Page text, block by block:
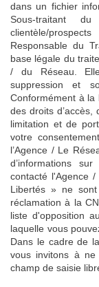
dans un fichier
Sous-traitant
clientèle/
Responsable du
base légale du
/ du Réseau.
suppression et
Conformément à la
des droits d’accès,
limitation et de
votre
l’Agence / Le
d’informations
contacté l'Agence
Libertés » ne
réclamation à la
liste d'opposition
laquelle vous
Dans le cadre de
vous invitons à
champ de saisie